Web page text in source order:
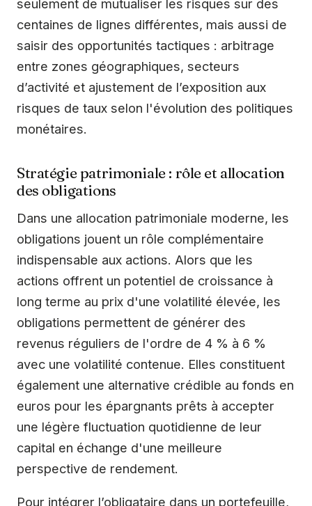
seulement de mutualiser les risques sur des
centaines de lignes différentes, mais aussi de
saisir des opportunités tactiques : arbitrage
entre zones géographiques, secteurs
d’activité et ajustement de l’exposition aux
risques de taux selon l'évolution des politiques
monétaires.
Stratégie patrimoniale : rôle et allocation
des obligations
Dans une allocation patrimoniale moderne, les
obligations jouent un rôle complémentaire
indispensable aux actions. Alors que les
actions offrent un potentiel de croissance à
long terme au prix d'une volatilité élevée, les
obligations permettent de générer des
revenus réguliers de l'ordre de 4 % à 6 %
avec une volatilité contenue. Elles constituent
également une alternative crédible au fonds en
euros pour les épargnants prêts à accepter
une légère fluctuation quotidienne de leur
capital en échange d'une meilleure
perspective de rendement.
Pour intégrer l’obligataire dans un portefeuille,